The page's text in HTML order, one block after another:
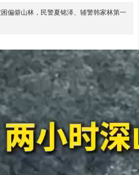
偏僻山林，民警夏铭泽、辅警韩家林第一